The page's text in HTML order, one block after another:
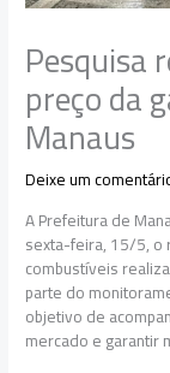
Pesquisa
preço da
Manaus
Deixe um
A Prefeitura de
sexta-feira, 15/5, o
combustíveis
parte do
objetivo de
mercado e garantir